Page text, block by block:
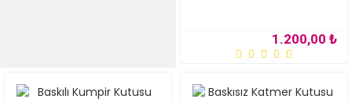
1.200,00 ₺